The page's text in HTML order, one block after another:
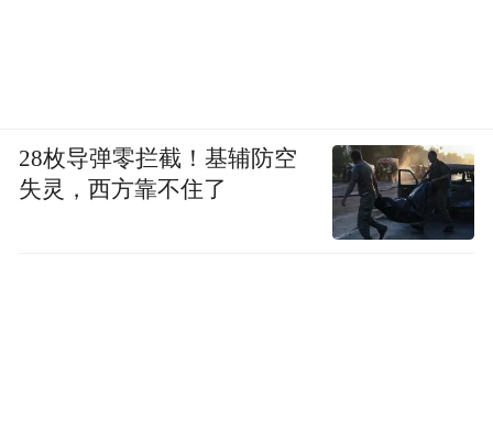
28枚导弹零拦截！基辅防空
失灵，西方靠不住了